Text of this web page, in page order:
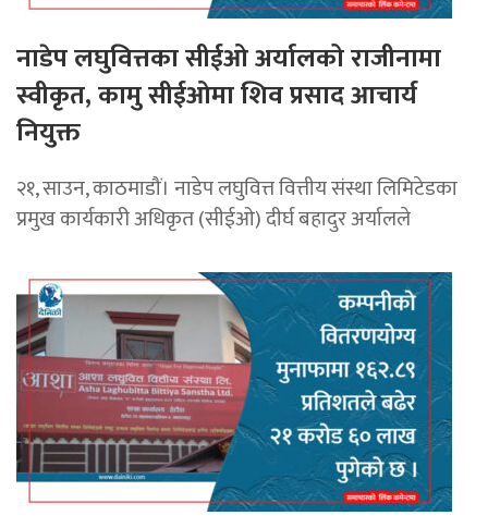
नाडेप लघुवित्तका सीईओ अर्यालको राजीनामा
स्वीकृत, कामु सीईओमा शिव प्रसाद आचार्य
नियुक्त
२१, साउन, काठमाडौं। नाडेप लघुवित्त वित्तीय संस्था लिमिटेडका
प्रमुख कार्यकारी अधिकृत (सीईओ) दीर्घ बहादुर अर्यालले